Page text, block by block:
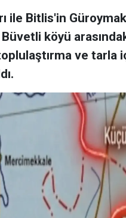
ile Bitlis'in
köyü
ve